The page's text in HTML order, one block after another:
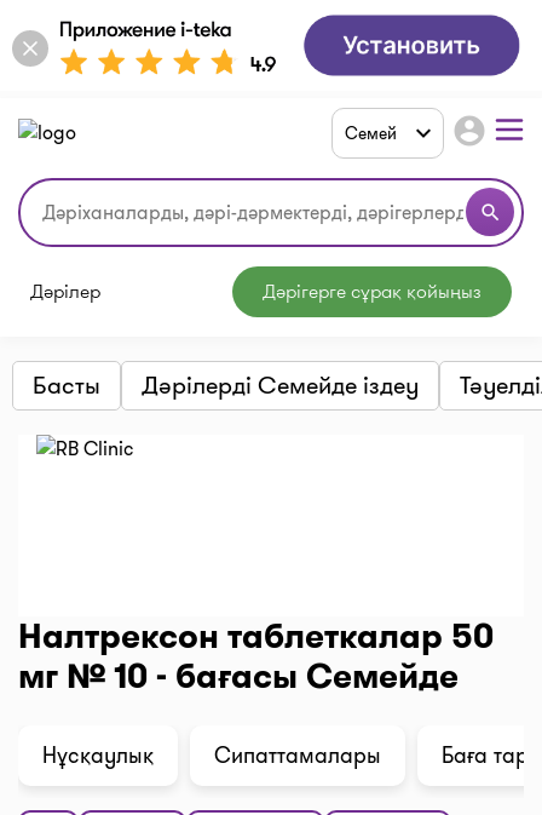
search
Семей account_circle
Дәрілер Дәрігерге сұрақ қойыңыз
Басты Дәрілерді Семейде іздеу
Налтрексон таблеткалар 50
мг № 10 - бағасы Семейде
Нұсқаулық Сипаттамалары Баға